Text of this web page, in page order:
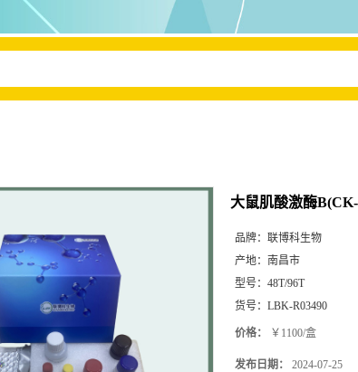
大鼠肌酸激酶
品牌： 联博科生物
产地： 南昌市
型号： 48T/96T
货号： LBK-R03490
价格： ￥1100/盒
发布日期： 2024-07-25